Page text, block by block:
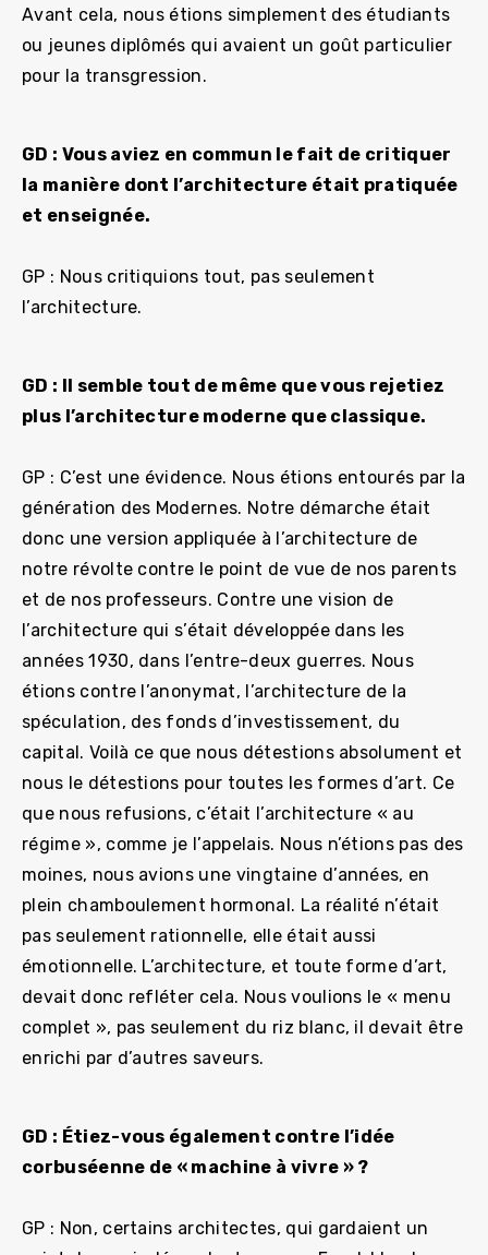
Avant cela, nous étions simplement des étudiants
ou jeunes diplômés qui avaient un goût particulier
pour la transgression.
GD : Vous aviez en commun le fait de critiquer
la manière dont l’architecture était pratiquée
et enseignée.
GP : Nous critiquions tout, pas seulement
l’architecture.
GD : Il semble tout de même que vous rejetiez
plus l’architecture moderne que classique.
GP : C’est une évidence. Nous étions entourés par la
génération des Modernes. Notre démarche était
donc une version appliquée à l’architecture de
notre révolte contre le point de vue de nos parents
et de nos professeurs. Contre une vision de
l’architecture qui s’était développée dans les
années 1930, dans l’entre-deux guerres. Nous
étions contre l’anonymat, l’architecture de la
spéculation, des fonds d’investissement, du
capital. Voilà ce que nous détestions absolument et
nous le détestions pour toutes les formes d’art. Ce
que nous refusions, c’était l’architecture « au
régime », comme je l’appelais. Nous n’étions pas des
moines, nous avions une vingtaine d’années, en
plein chamboulement hormonal. La réalité n’était
pas seulement rationnelle, elle était aussi
émotionnelle. L’architecture, et toute forme d’art,
devait donc refléter cela. Nous voulions le « menu
complet », pas seulement du riz blanc, il devait être
enrichi par d’autres saveurs.
GD : Étiez-vous également contre l’idée
corbuséenne de « machine à vivre » ?
GP : Non, certains architectes, qui gardaient un